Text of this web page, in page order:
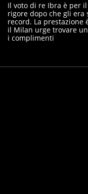
Il voto di re Ibra è per
rigore dopo che gli
record. La prestazione
il Milan urge trovare
i complimenti